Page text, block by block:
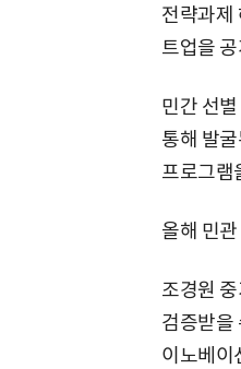
전략과제
트업을
민간 선
통해 발
프로그램
올해 민
조경원
검증받을
이노베이